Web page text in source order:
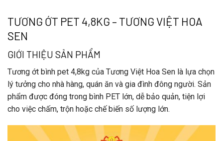
TƯƠNG ỚT PET 4,8KG – TƯƠNG VIỆT HOA
SEN
GIỚI THIỆU SẢN PHẨM
Tương ớt bình pet 4,8kg của Tương Việt Hoa Sen là lựa chọn
lý tưởng cho nhà hàng, quán ăn và gia đình đông người. Sản
phẩm được đóng trong bình PET lớn, dễ bảo quản, tiện lợi
cho việc chấm, trộn hoặc chế biến số lượng lớn.